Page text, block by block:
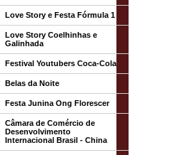
Love Story e Festa Fórmula 1
Love Story Coelhinhas e
Galinhada
Festival Youtubers Coca-Cola
Belas da Noite
Festa Junina Ong Florescer
Câmara de Comércio de
Desenvolvimento
Internacional Brasil - China